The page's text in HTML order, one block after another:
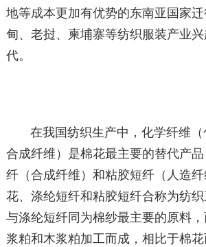
地等成本更加有优势的东南亚国家
甸、老挝、柬埔寨等纺织服装产业
代。
在我国纺织生产中，化学纤维
合成纤维）是棉花最主要的替代产
纤（合成纤维）和粘胶短纤（人造
花、涤纶短纤和粘胶短纤合称为纺
与涤纶短纤同为棉纱最主要的原料
浆粕和木浆粕加工而成，相比于棉